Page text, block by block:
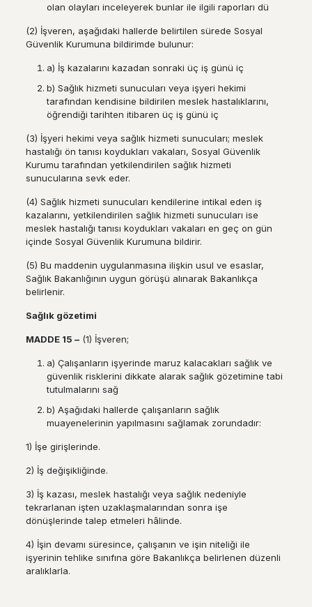
olan olayları inceleyerek bunlar ile ilgili raporları dü
(2) İşveren, aşağıdaki hallerde belirtilen sürede Sosyal
Güvenlik Kurumuna bildirimde bulunur:
a) İş kazalarını kazadan sonraki üç iş günü iç
b) Sağlık hizmeti sunucuları veya işyeri hekimi
tarafından kendisine bildirilen meslek hastalıklarını,
öğrendiği tarihten itibaren üç iş günü iç
(3) İşyeri hekimi veya sağlık hizmeti sunucuları; meslek
hastalığı ön tanısı koydukları vakaları, Sosyal Güvenlik
Kurumu tarafından yetkilendirilen sağlık hizmeti
sunucularına sevk eder.
(4) Sağlık hizmeti sunucuları kendilerine intikal eden iş
kazalarını, yetkilendirilen sağlık hizmeti sunucuları ise
meslek hastalığı tanısı koydukları vakaları en geç on gün
içinde Sosyal Güvenlik Kurumuna bildirir.
(5) Bu maddenin uygulanmasına ilişkin usul ve esaslar,
Sağlık Bakanlığının uygun görüşü alınarak Bakanlıkça
belirlenir.
Sağlık gözetimi
MADDE 15 –(1) İşveren;
a) Çalışanların işyerinde maruz kalacakları sağlık ve
güvenlik risklerini dikkate alarak sağlık gözetimine tabi
tutulmalarını sağ
b) Aşağıdaki hallerde çalışanların sağlık
muayenelerinin yapılmasını sağlamak zorundadır:
1) İşe girişlerinde.
2) İş değişikliğinde.
3) İş kazası, meslek hastalığı veya sağlık nedeniyle
tekrarlanan işten uzaklaşmalarından sonra işe
dönüşlerinde talep etmeleri hâlinde.
4) İşin devamı süresince, çalışanın ve işin niteliği ile
işyerinin tehlike sınıfına göre Bakanlıkça belirlenen düzenli
aralıklarla.